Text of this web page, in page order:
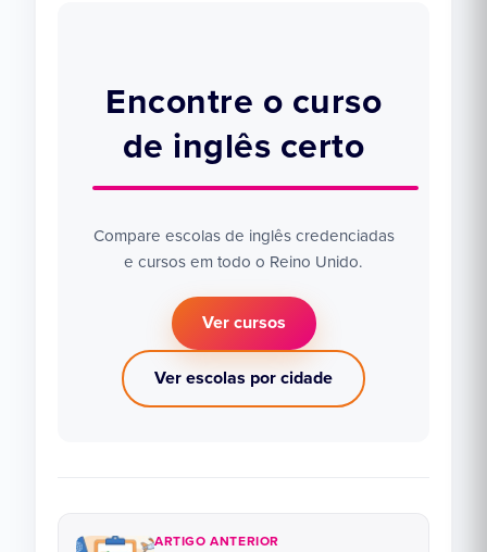
Encontre o curso
de inglês certo
Compare escolas de inglês credenciadas
e cursos em todo o Reino Unido.
Ver cursos
Ver escolas por cidade
ARTIGO ANTERIOR